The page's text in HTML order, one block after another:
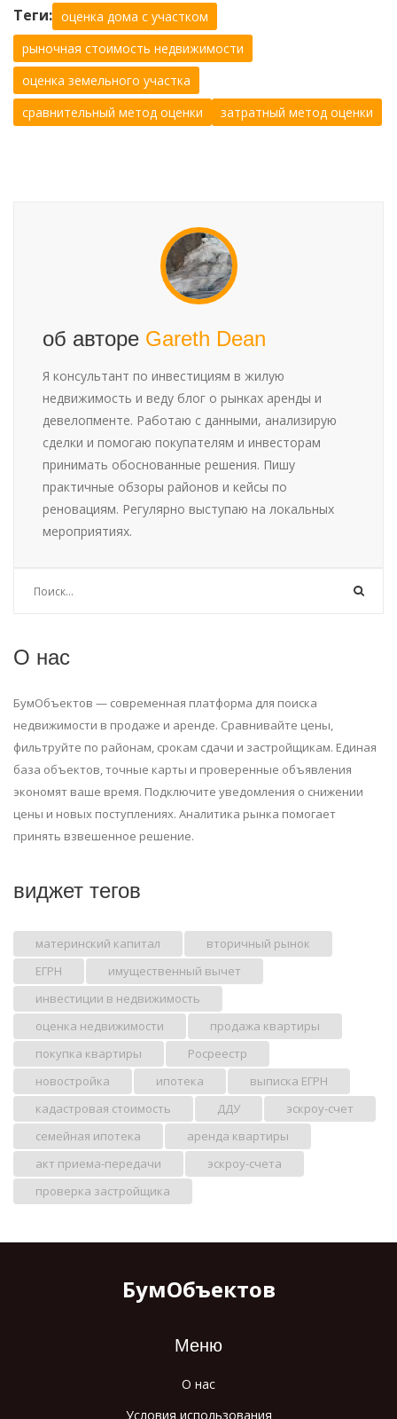
Теги: оценка дома с участком
рыночная стоимость недвижимости
оценка земельного участка
сравнительный метод оценки
затратный метод оценки
об авторе Gareth Dean
Я консультант по инвестициям в жилую
недвижимость и веду блог о рынках аренды и
девелопменте. Работаю с данными, анализирую
сделки и помогаю покупателям и инвесторам
принимать обоснованные решения. Пишу
практичные обзоры районов и кейсы по
реновациям. Регулярно выступаю на локальных
мероприятиях.
О нас
БумОбъектов — современная платформа для поиска
недвижимости в продаже и аренде. Сравнивайте цены,
фильтруйте по районам, срокам сдачи и застройщикам. Единая
база объектов, точные карты и проверенные объявления
экономят ваше время. Подключите уведомления о снижении
цены и новых поступлениях. Аналитика рынка помогает
принять взвешенное решение.
виджет тегов
материнский капитал
вторичный рынок
ЕГРН
имущественный вычет
инвестиции в недвижимость
оценка недвижимости
продажа квартиры
покупка квартиры
Росреестр
новостройка
ипотека
выписка ЕГРН
кадастровая стоимость
ДДУ
эскроу-счет
семейная ипотека
аренда квартиры
акт приема-передачи
эскроу-счета
проверка застройщика
БумОбъектов
Меню
О нас
Условия использования